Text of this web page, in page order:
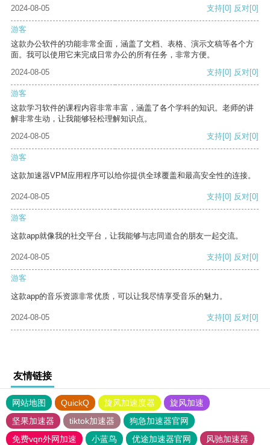
2024-08-05
支持[0] 反对[0]
游客
这款办公软件的功能非常全面，涵盖了文档、表格、演示文稿等各个方
面。我可以使用它来完成日常办公的所有任务，非常方便。
2024-08-05
支持[0] 反对[0]
游客
这款学习软件的课程内容非常丰富，涵盖了各个学科的知识。老师的讲
解非常生动，让我能够轻松理解知识点。
2024-08-05
支持[0] 反对[0]
游客
这款加速器VPM应用程序可以给你提供全球覆盖和最高安全性的连接。
2024-08-05 支持[0] 反对[0]
游客
这款app就像我的社交平台，让我能够与志同道合的朋友一起交流。
2024-08-05 支持[0] 反对[0]
游客
这款app的音乐资源非常优质，可以让我尽情享受音乐的魅力。
2024-08-05 支持[0] 反对[0]
友情链接
网站地图 QuickQ 旋风加速度器
旋风加速
坚果加速器
tiktok加速器
狗急加速器官网
免费vqn外网加速
小蓝鸟 优途加速器官网 风驰加速器